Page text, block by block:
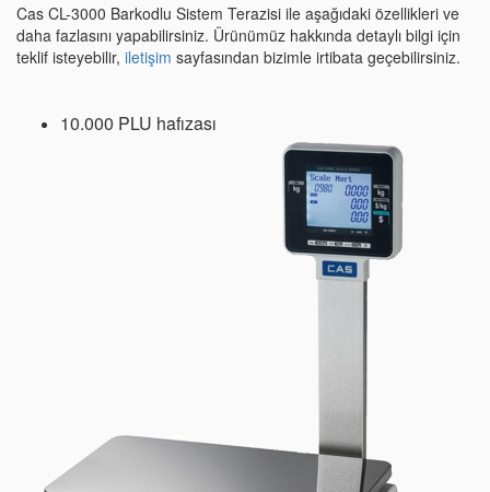
Cas CL-3000 Barkodlu Sistem Terazisi ile aşağıdaki özellikleri ve
daha fazlasını yapabilirsiniz. Ürünümüz hakkında detaylı bilgi için
teklif isteyebilir, iletişim sayfasından bizimle irtibata geçebilirsiniz.
10.000 PLU hafızası